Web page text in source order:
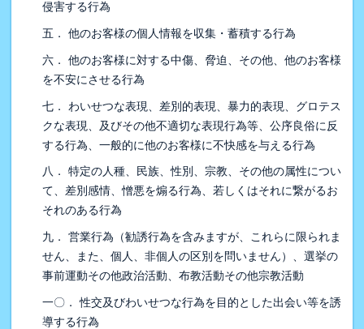
侵害する行為
五． 他のお客様の個人情報を収集・蓄積する行為
六． 他のお客様に対する中傷、脅迫、その他、他のお客様
を不安にさせる行為
七． わいせつな表現、差別的表現、暴力的表現、グロテス
クな表現、及びその他不適切な表現行為等、公序良俗に反
する行為、一般的に他のお客様に不快感を与える行為
八． 特定の人種、民族、性別、宗教、その他の属性につい
て、差別感情、憎悪を煽る行為、若しくはそれに繋がるお
それのある行為
九． 営業行為（勧誘行為を含みますが、これらに限られま
せん、また、個人、非個人の区別を問いません）、選挙の
事前運動その他政治活動、布教活動その他宗教活動
一〇． 性交及びわいせつな行為を目的とした出会い等を誘
導する行為